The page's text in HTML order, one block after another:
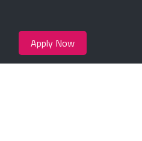
Apply Now